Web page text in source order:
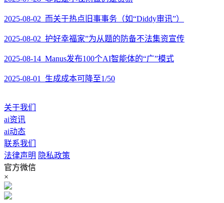
2025-08-02 而关于热点旧事事务（如“Diddy审讯”）
2025-08-02 护好幸福家”为从题的防备不法集资宣传
2025-08-14 Manus发布100个AI智能体的“广”模式
2025-08-01 生成成本可降至1/50
关于我们
ai资讯
ai动态
联系我们
法律声明 隐私政策
官方微信
×